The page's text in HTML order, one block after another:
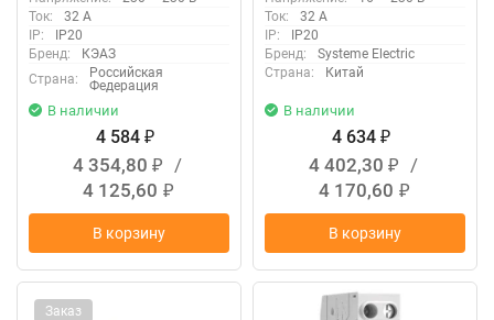
КЭАЗ 333145
Ток:
32 А
IP:
IP20
Бренд:
КЭАЗ
Страна:
Российская
Федерация
В наличии
4 584 ₽
4 354,80 ₽
/
4 125,60 ₽
В корзину
C9D33632
Ток:
32 А
IP:
IP20
Бренд:
Systeme Electric
Страна:
Китай
В наличии
4 634 ₽
4 402,30 ₽
/
4 170,60 ₽
В корзину
Заказ